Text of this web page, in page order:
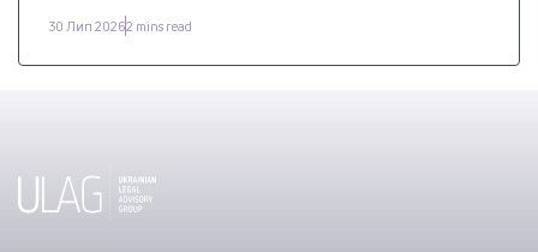
30 Лип 20262 mins read